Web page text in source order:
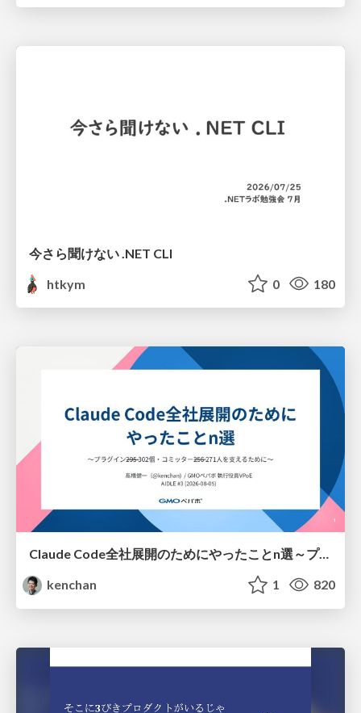
今さら聞けない .NET CLI
htkym
0 180
Claude Code全社展開のためにやったことn選～プラグイン302個・コミッター271人を支えるために～
kenchan
1 820